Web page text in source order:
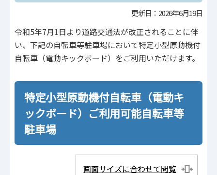
更新日：2026年6月19日
令和5年7月1日より道路交通法が改正されることに伴
い、下記の自転車等駐車場において特定小型原動機付
自転車（電動キックボード）をご利用いただけます。
特定小型原動機付自転車（電動キ
ックボード）ご利用可能自転車等
駐車場
画面サイズに合わせて閲覧